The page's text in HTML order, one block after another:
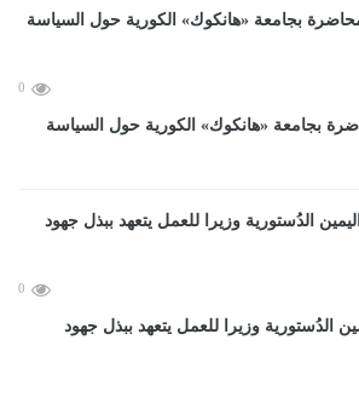
0
بجامعة «هانكوك» الكورية حول السياسة
0
الدُستورية وزيرا للعمل يتعهد ببذل جهود